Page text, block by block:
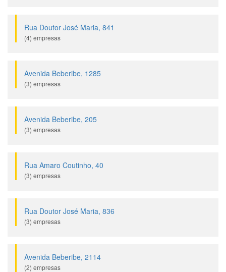
Rua Doutor José Maria, 841
(4) empresas
Avenida Beberibe, 1285
(3) empresas
Avenida Beberibe, 205
(3) empresas
Rua Amaro Coutinho, 40
(3) empresas
Rua Doutor José Maria, 836
(3) empresas
Avenida Beberibe, 2114
(2) empresas